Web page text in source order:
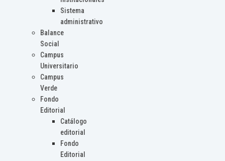
Sistema
administrativo
Balance
Social
Campus
Universitario
Campus
Verde
Fondo
Editorial
Catálogo
editorial
Fondo
Editorial